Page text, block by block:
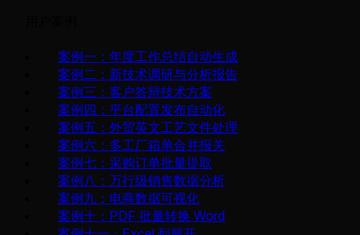
案例一：年度工作总结自动生成
案例二：新技术调研与分析报告
案例三：客户答辩技术方案
案例四：平台配置发布自动化
案例五：外贸英文工艺文件处理
案例六：多工厂箱单合并报关
案例七：采购订单批量提取
案例八：万行级销售数据分析
案例九：电商数据可视化
案例十：PDF 批量转换 Word